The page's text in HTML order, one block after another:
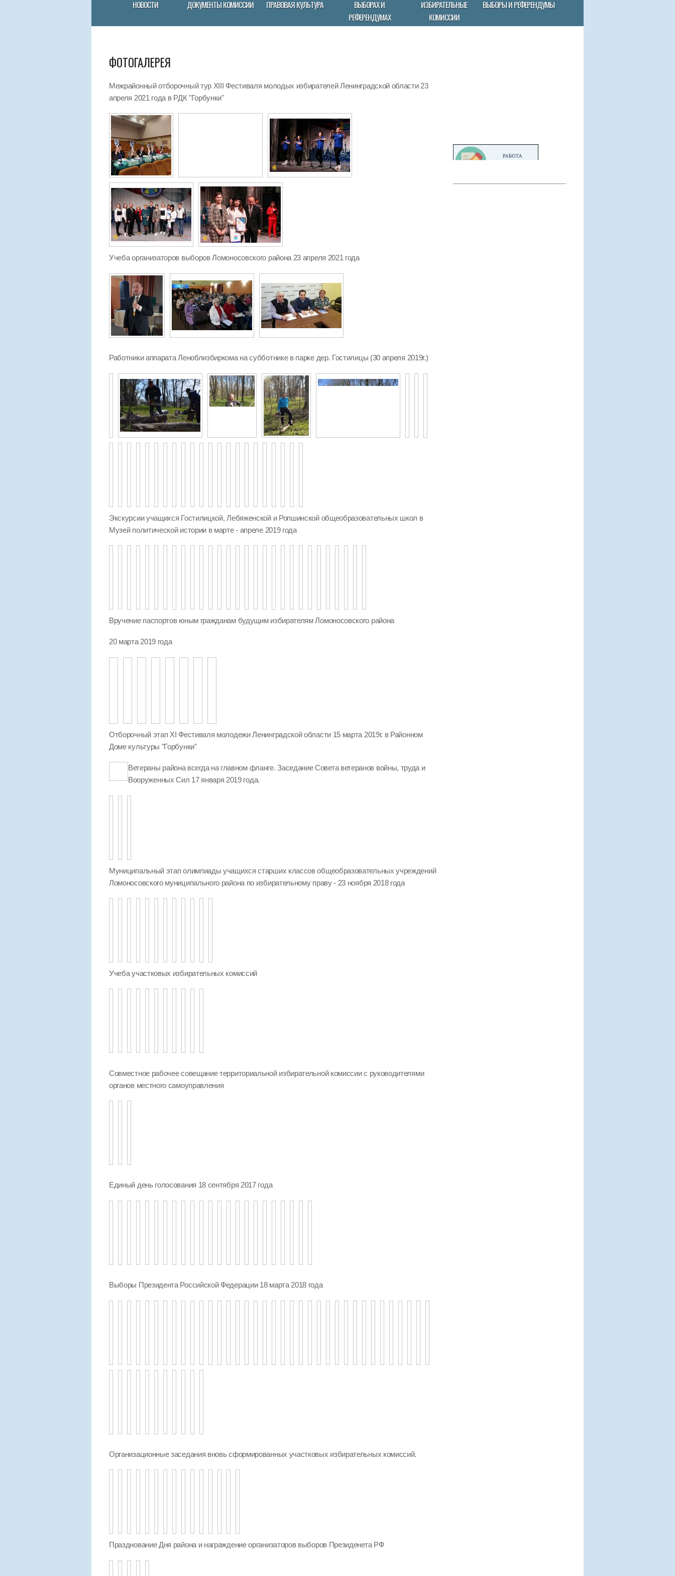
НОВОСТИ ДОКУМЕНТЫ КОМИССИИ ПРАВОВАЯ КУЛЬТУРА
ВЫБОРАХ И
РЕФЕРЕНДУМАХ
ИЗБИРАТЕЛЬНЫЕ
КОМИССИИ
ВЫБОРЫ И РЕФЕРЕНДУМЫ
ФОТОГАЛЕРЕЯ
Межрайонный отборочный тур XIII Фестиваля молодых избирателей Ленинградской области 23
апреля 2021 года в РДК "Горбунки"
Учеба организаторов выборов Ломоносовского района 23 апреля 2021 года
Работники аппарата Леноблизбиркома на субботнике в парке дер. Гостилицы (30 апреля 2019г.)
Экскурсии учащихся Гостилицкой, Лебяженской и Ропшинской общеобразовательных школ в
Музей политической истории в марте - апреле 2019 года
Вручение паспортов юным гражданам будущим избирателям Ломоносовского района
20 марта 2019 года
Отборочный этап XI Фестиваля молодежи Ленинградской области 15 марта 2019г. в Районном
Доме культуры "Горбунки"
Ветераны района всегда на главном фланге. Заседание Совета ветеранов войны, труда и
Вооруженных Сил 17 января 2019 года.
Муниципальный этап олимпиады учащихся старших классов общеобразовательных учреждений
Ломоносовского муниципального района по избирательному праву - 23 ноября 2018 года
Учеба участковых избирательных комиссий
Совместное рабочее совещание территориальной избирательной комиссии с руководителями
органов местного самоуправления
Единый день голосования 18 сентября 2017 года
Выборы Президента Российской Федерации 18 марта 2018 года
Организационные заседания вновь сформированных участковых избирательных комиссий.
Празднование Дня района и награждение организаторов выборов Президенета РФ